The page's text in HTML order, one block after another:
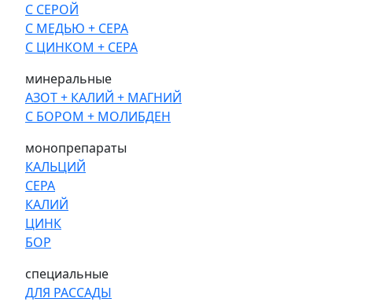
С СЕРОЙ
С МЕДЬЮ + СЕРА
С ЦИНКОМ + СЕРА
минеральные
АЗОТ + КАЛИЙ + МАГНИЙ
С БОРОМ + МОЛИБДЕН
монопрепараты
КАЛЬЦИЙ
СЕРА
КАЛИЙ
ЦИНК
БОР
специальные
ДЛЯ РАССАДЫ